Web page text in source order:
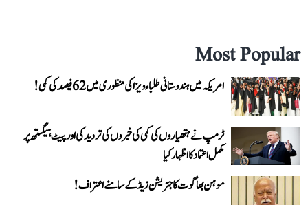
Most Popular
امریکہ میں ہندوستانی طلباء ویزا کی منظوری میں 62 فیصد کی کمی!
ٹرمپ نے ہتھیاروں کی کمی کی خبروں کی تردید کی اور پیٹ ہیگستھ پر
مکمل اعتماد کا اظہار کیا
موہن بھاگوت کا جنریشن زیڈ کے سامنے اعتراف!